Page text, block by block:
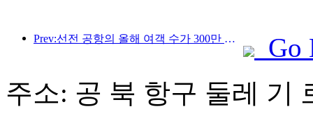
Prev:선전 공항의 올해 여객 수가 300만 명을 돌파하며 같은 기간 기준 신기록을 세웠습니다.
Go
주소: 공 북 항구 둘레 기